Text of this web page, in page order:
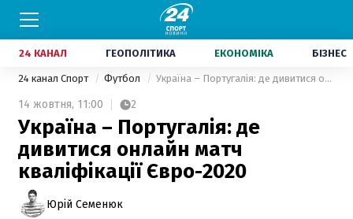
24 КАНАЛ ГЕОПОЛІТИКА ЕКОНОМІКА БІЗНЕС
24 канал Спорт Футбол Україна – Португалія: де дивитися онлайн матч кваліфікації Євро-2020
14 жовтня, 11:00 2
Україна – Португалія: де
дивитися онлайн матч
кваліфікації Євро-2020
Юрій Семенюк